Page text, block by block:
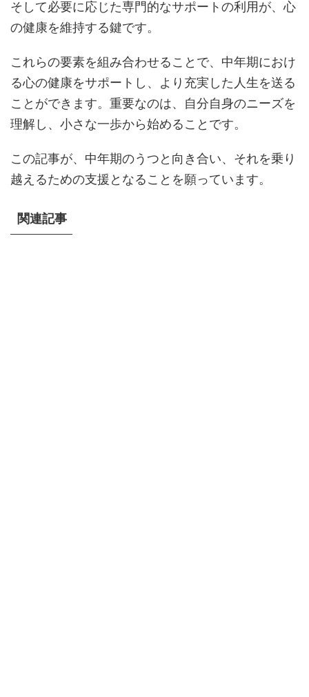
そして必要に応じた専門的なサポートの利用が、心
の健康を維持する鍵です。
これらの要素を組み合わせることで、中年期におけ
る心の健康をサポートし、より充実した人生を送る
ことができます。重要なのは、自分自身のニーズを
理解し、小さな一歩から始めることです。
この記事が、中年期のうつと向き合い、それを乗り
越えるための支援となることを願っています。
関連記事